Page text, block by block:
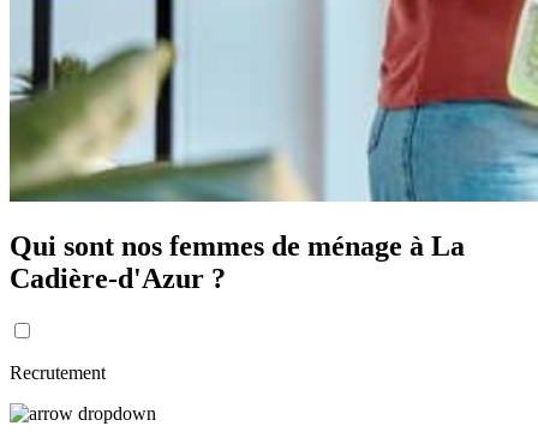
Qui sont nos femmes de ménage à La
Cadière-d'Azur ?
Recrutement